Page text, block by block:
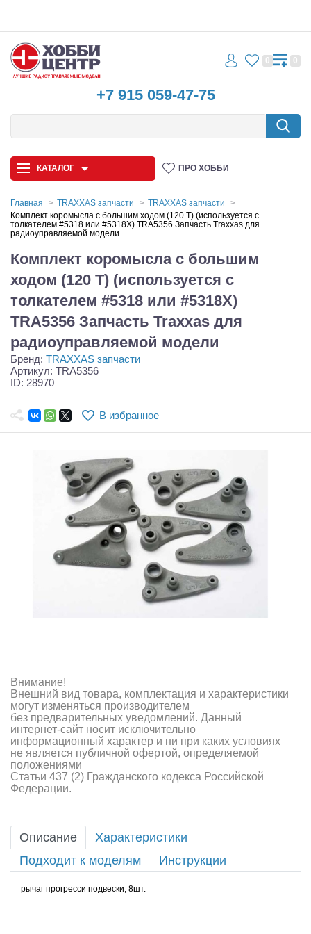
+7 915 059-47-75
0 0
КАТАЛОГ ПРО ХОББИ
Автомодели
Запчасти и аксессуары
Игрушки
Самолеты
Квадрокоптеры
Судомодели
Аппаратура и электроника
Аккумуляторы и батарейки
Зарядные устройства и блоки питания
Технические жидкости
Инструмент,измерительные приборы,расходники
Оптовая продажа запчастей для моделей
Главная TRAXXAS запчасти
TRAXXAS запчасти
Комплект коромысла с большим ходом (120 Т) (используется с
толкателем #5318 или #5318X) TRA5356 Запчасть Traxxas для
радиоуправляемой модели
Комплект коромысла с большим
ходом (120 Т) (используется с
толкателем #5318 или #5318X)
TRA5356 Запчасть Traxxas для
радиоуправляемой модели
Бренд: TRAXXAS запчасти
Артикул: TRA5356
ID: 28970
В избранное
Внимание!
Внешний вид товара, комплектация и характеристики
могут изменяться производителем
без предварительных уведомлений. Данный
интернет-сайт носит исключительно
информационный характер и ни при каких условиях
не является публичной офертой, определяемой
положениями
Статьи 437 (2) Гражданского кодекса Российской
Федерации.
Описание
Характеристики
Подходит к моделям
Инструкции
рычаг прогресси подвески, 8шт.